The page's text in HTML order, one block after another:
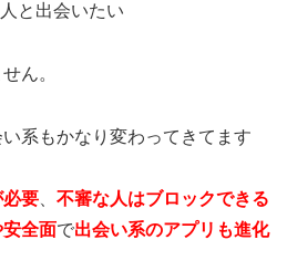
と出会いたい
ん。
系もかなり変わってきてます
要
不審な人はブロックできる
全面で出会い系のアプリも進化